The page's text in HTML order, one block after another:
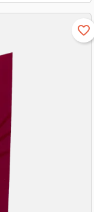
favorite_border